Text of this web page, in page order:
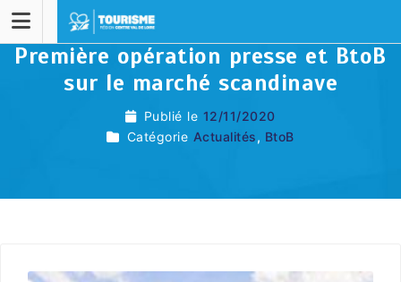
Première opération presse et BtoB
sur le marché scandinave
Publié le 12/11/2020
Catégorie Actualités, BtoB